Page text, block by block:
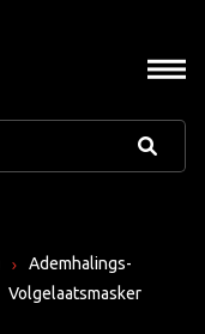
Ademhalings-
Volgelaatsmasker